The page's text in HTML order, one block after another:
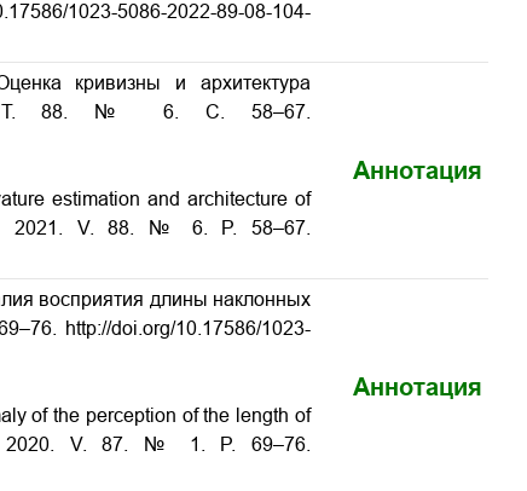
1023-5086-2022-89-08-104-
кривизны и архитектура
Т. 88. № 6. С. 58–67.
estimation and architecture of
2021. V. 88. № 6. P. 58–67.
Аннотация
восприятия длины наклонных
http://doi.org/10.17586/1023-
of the perception of the length of
2020. V. 87. № 1. P. 69–76.
Аннотация